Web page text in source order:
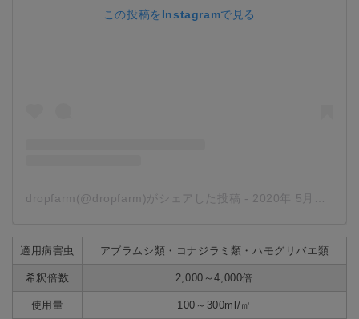
この投稿をInstagramで見る
dropfarm(@dropfarm)がシェアした投稿 - 2020年 5月月11日午後4時59分PDT
適用病害虫 アブラムシ類・コナジラミ類・ハモグリバエ類
希釈倍数 2,000～4,000倍
使用量 100～300ml/㎡